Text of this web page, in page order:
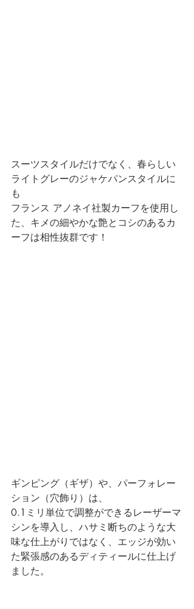
スーツスタイルだけでなく、春らしい
ライトグレーのジャケパンスタイルに
も
フランス アノネイ社製カーフを使用し
た、キメの細やかな艶とコシのあるカ
ーフは相性抜群です！
ギンピング（ギザ）や、パーフォレー
ション（穴飾り）は、
0.1ミリ単位で調整ができるレーザーマ
シンを導入し、ハサミ断ちのような大
味な仕上がりではなく、エッジが効い
た緊張感のあるディティールに仕上げ
ました。